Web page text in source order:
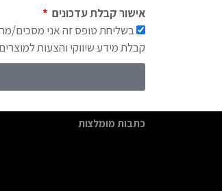
אישור קבלת עדכונים
בשליחת טופס זה אני מסכים/
קבלת מידע שיווקי והצעות
כתבות מומלצות